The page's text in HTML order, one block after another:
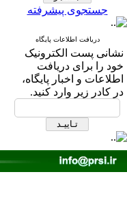
جستجوی پیشرفته
دریافت اطلاعات پایگاه
نشانی پست الکترونیک
خود را برای دریافت
اطلاعات و اخبار پایگاه،
در کادر زیر وارد کنید.